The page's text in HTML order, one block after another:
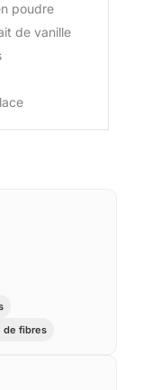
poudre
de vanille
de fibres